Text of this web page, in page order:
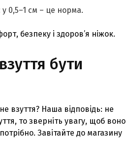
0,5–1 см – це норма.
безпеку і здоров’я ніжок.
бути
взуття? Наша відповідь: не
то зверніть увагу, щоб воно
Завітайте до магазину